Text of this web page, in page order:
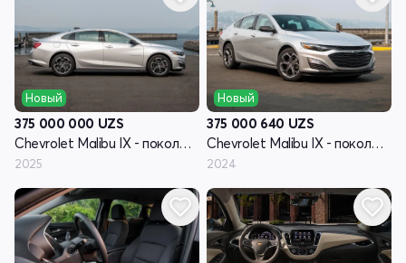
Новый
375 000 000 UZS
Chevrolet Malibu IX - поколение рестайлинг
2025
Новый
375 000 640 UZS
Chevrolet Malibu IX - поколение рестайлинг
2024